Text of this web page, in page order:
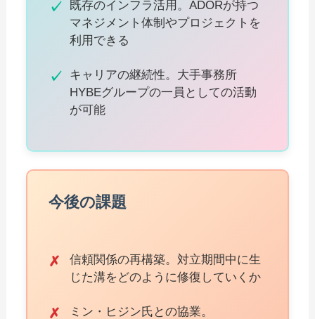
既存のインフラ活用。ADORが持つ
マネジメント体制やプロジェクトを
利用できる
キャリアの継続性。大手事務所
HYBEグループの一員としての活動
が可能
今後の課題
信頼関係の再構築。対立期間中に生
じた溝をどのように修復していくか
ミン・ヒジン氏との協業。